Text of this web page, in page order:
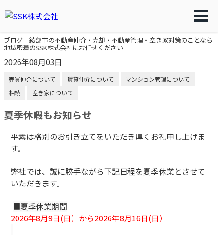
ブログ｜綾部市の不動産仲介・売却・不動産管理・空き家対策のことなら
地域密着のSSK株式会社にお任せください
2026年08月03日
売買仲介について 賃貸仲介について
マンション管理について
相続
空き家について
夏季休暇もお知らせ
平素は格別のお引き立てをいただき厚くお礼申し上げま
す。
弊社では、誠に勝手ながら下記日程を夏季休業とさせて
いただきます。
■夏季休業期間
2026年8月9日(日）から2026年8月16日(日）